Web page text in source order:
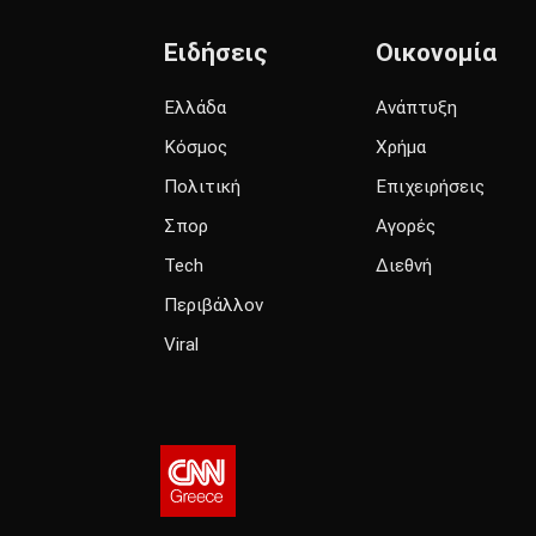
Ειδήσεις
Ελλάδα
Κόσμος
Πολιτική
Σπορ
Tech
Περιβάλλον
Viral
Οικονομία
Ανάπτυξη
Χρήμα
Επιχειρήσεις
Αγορές
Διεθνή